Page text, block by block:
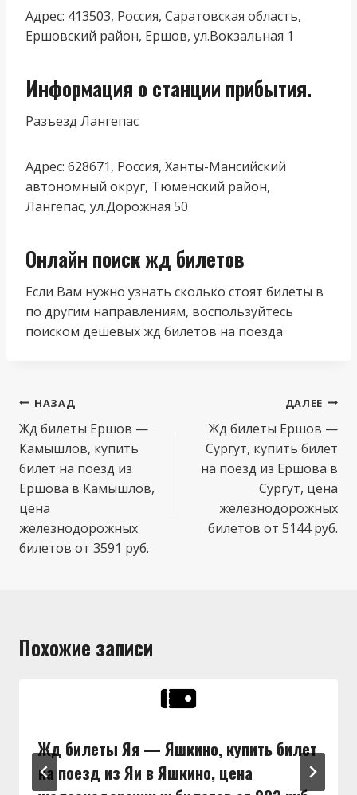
Адрес: 413503, Россия, Саратовская область,
Ершовский район, Ершов, ул.Вокзальная 1
Информация о станции прибытия.
Разъезд Лангепас
Адрес: 628671, Россия, Ханты-Мансийский
автономный округ, Тюменский район,
Лангепас, ул.Дорожная 50
Онлайн поиск жд билетов
Если Вам нужно узнать сколько стоят билеты в
по другим направлениям, воспользуйтесь
поиском дешевых жд билетов на поезда
Навигация
по
записям
НАЗАД
Жд билеты Ершов —
Камышлов, купить
билет на поезд из
Ершова в Камышлов,
цена
железнодорожных
билетов от 3591 руб.
ДАЛЕЕ
Жд билеты Ершов —
Сургут, купить билет
на поезд из Ершова в
Сургут, цена
железнодорожных
билетов от 5144 руб.
Похожие записи
Жд билеты Яя — Яшкино, купить билет
на поезд из Яи в Яшкино, цена